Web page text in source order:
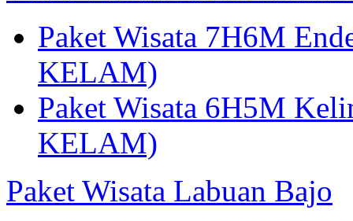
Paket Wisata 7H6M
KELAM)
Paket Wisata 6H5M
KELAM)
Paket Wisata Labuan Bajo